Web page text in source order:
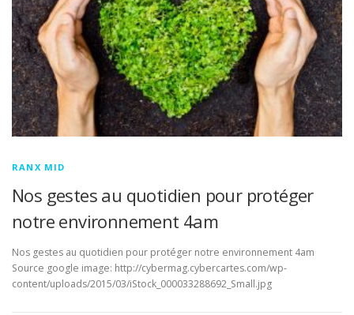
RANX MID
Nos gestes au quotidien pour protéger
notre environnement 4am
Nos gestes au quotidien pour protéger notre environnement 4am
Source google image: http://cybermag.cybercartes.com/wp-
content/uploads/2015/03/iStock_000033288692_Small.jpg